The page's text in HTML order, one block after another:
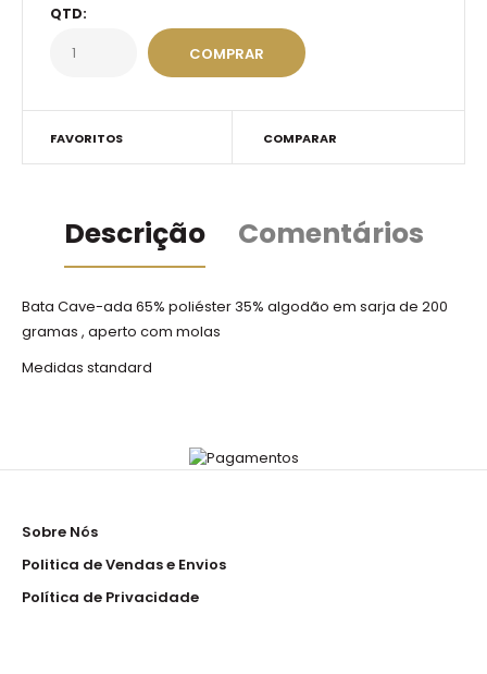
QTD:
FAVORITOS COMPARAR
Descrição Comentários
Bata Cave-ada 65% poliéster 35% algodão em sarja de 200
gramas , aperto com molas
Medidas standard
Sobre Nós
Politica de Vendas e Envios
Política de Privacidade